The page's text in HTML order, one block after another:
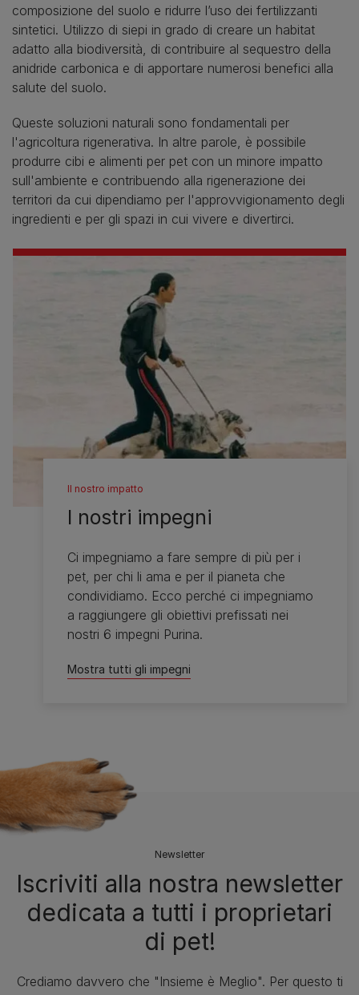
composizione del suolo e ridurre l’uso dei fertilizzanti
sintetici. Utilizzo di siepi in grado di creare un habitat
adatto alla biodiversità, di contribuire al sequestro della
anidride carbonica e di apportare numerosi benefici alla
salute del suolo.
Queste soluzioni naturali sono fondamentali per
l'agricoltura rigenerativa. In altre parole, è possibile
produrre cibi e alimenti per pet con un minore impatto
sull'ambiente e contribuendo alla rigenerazione dei
territori da cui dipendiamo per l'approvvigionamento degli
ingredienti e per gli spazi in cui vivere e divertirci.
Il nostro impatto
I nostri impegni
Ci impegniamo a fare sempre di più per i
pet, per chi li ama e per il pianeta che
condividiamo. Ecco perché ci impegniamo
a raggiungere gli obiettivi prefissati nei
nostri 6 impegni Purina.
Mostra tutti gli impegni
Newsletter
Iscriviti alla nostra newsletter
dedicata a tutti i proprietari
di pet!
Crediamo davvero che "Insieme è Meglio". Per questo ti